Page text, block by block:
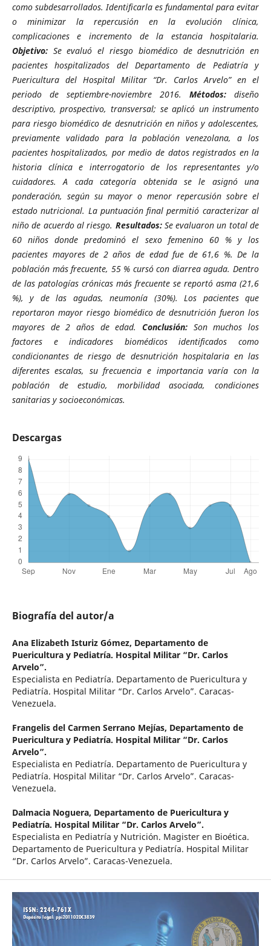
como subdesarrollados. Identificarla es fundamental para evitar
o minimizar la repercusión en la evolución clínica,
complicaciones e incremento de la estancia hospitalaria.
Objetivo:Se evaluó el riesgo biomédico de desnutrición en
pacientes hospitalizados del Departamento de Pediatría y
Puericultura del Hospital Militar “Dr. Carlos Arvelo” en el
periodo de septiembre-noviembre 2016.Métodos: diseño
descriptivo, prospectivo, transversal; se aplicó un instrumento
para riesgo biomédico de desnutrición en niños y adolescentes,
previamente validado para la población venezolana, a los
pacientes hospitalizados, por medio de datos registrados en la
historia clínica e interrogatorio de los representantes y/o
cuidadores. A cada categoría obtenida se le asignó una
ponderación, según su mayor o menor repercusión sobre el
estado nutricional. La puntuación final permitió caracterizar al
niño de acuerdo al riesgo. Resultados:Se evaluaron un total de
60 niños donde predominó el sexo femenino 60 % y los
pacientes mayores de 2 años de edad fue de 61,6 %. De la
población más frecuente, 55 % cursó con diarrea aguda. Dentro
de las patologías crónicas más frecuente se reportó asma (21,6
%), y de las agudas, neumonía (30%). Los pacientes que
reportaron mayor riesgo biomédico de desnutrición fueron los
mayores de 2 años de edad.Conclusión: Son muchos los
factores e indicadores biomédicos identificados como
condicionantes de riesgo de desnutrición hospitalaria en las
diferentes escalas, su frecuencia e importancia varía con la
población de estudio, morbilidad asociada, condiciones
sanitarias y socioeconómicas.
Descargas
Biografía del autor/a
Ana Elizabeth Isturiz Gómez, Departamento de
Puericultura y Pediatría. Hospital Militar “Dr. Carlos
Arvelo”.
Especialista en Pediatría. Departamento de Puericultura y
Pediatría. Hospital Militar “Dr. Carlos Arvelo”. Caracas-
Venezuela.
Frangelis del Carmen Serrano Mejías, Departamento de
Puericultura y Pediatría. Hospital Militar “Dr. Carlos
Arvelo”.
Especialista en Pediatría. Departamento de Puericultura y
Pediatría. Hospital Militar “Dr. Carlos Arvelo”. Caracas-
Venezuela.
Dalmacia Noguera, Departamento de Puericultura y
Pediatría. Hospital Militar “Dr. Carlos Arvelo”.
Especialista en Pediatría y Nutrición. Magister en Bioética.
Departamento de Puericultura y Pediatría. Hospital Militar
“Dr. Carlos Arvelo”. Caracas-Venezuela.